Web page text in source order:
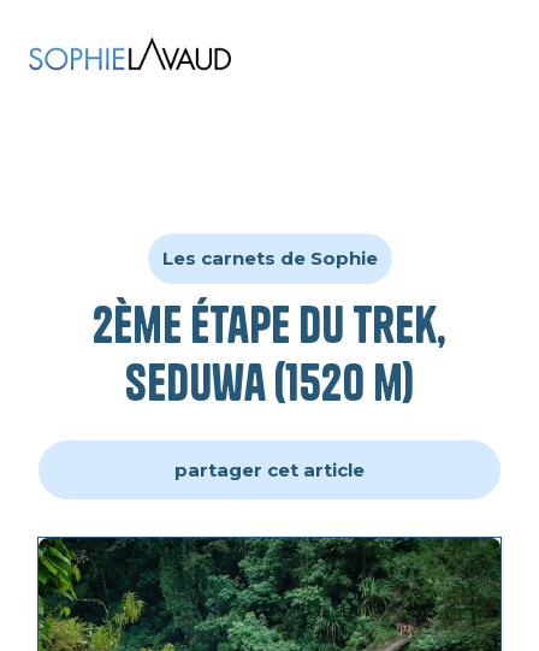
Les carnets de Sophie
2ème étape du trek,
Seduwa (1520 m)
partager cet article